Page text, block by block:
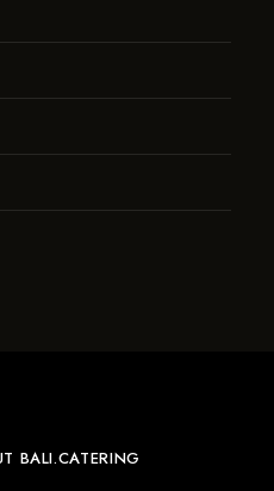
BALI.CATERING